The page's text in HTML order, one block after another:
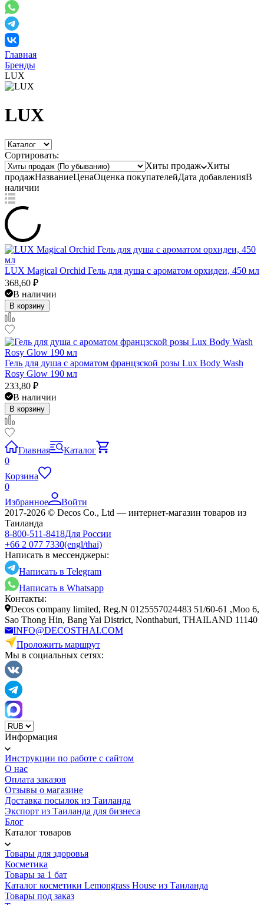
Главная
Бренды
LUX
LUX
Сортировать:
Хиты продаж
Хиты
продажНазваниеЦенаОценка покупателейДата добавленияВ
наличии
LUX Magical Orchid Гель для душа с ароматом орхидеи, 450 мл
368,60 ₽
В наличии
В корзину
Гель для душа с ароматом францзской розы Lux Body Wash
Rosy Glow 190 мл
233,80 ₽
В наличии
В корзину
Главная
Каталог
0
Корзина
0
Избранное
Войти
2017-2026 © Decos Co., Ltd — интернет-магазин товаров из
Таиланда
8-800-511-8418Для России
+66 2 077 7330(engl/thai)
Написать в мессенджеры:
Написать в Telegram
Написать в Whatsapp
Контакты:
Decos company limited, Reg.N 0125557024483 51/60-61 ,Moo 6,
Sao Thong Hin, Bang Yai District, Nonthaburi, THAILAND 11140
INFO@DECOSTHAI.COM
Проложить маршрут
Мы в социальных сетях:
Информация
Инструкции по работе с сайтом
О нас
Оплата заказов
Отзывы о магазине
Доставка посылок из Таиланда
Экспорт из Таиланда для бизнеса
Блог
Каталог товаров
Товары для здоровья
Косметика
Товары за 1 бат
Каталог косметики Lemongrass House из Таиланда
Товары под заказ